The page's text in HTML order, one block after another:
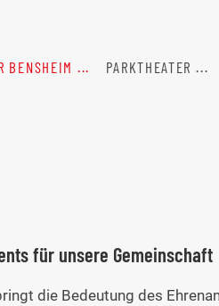
BENSHEIM PARKTHEATER
für unsere Gemeinschaft
die Bedeutung des